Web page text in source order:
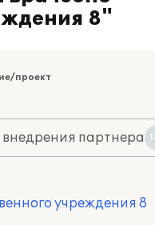
8"
проект
внедрения партнера
учреждения 8